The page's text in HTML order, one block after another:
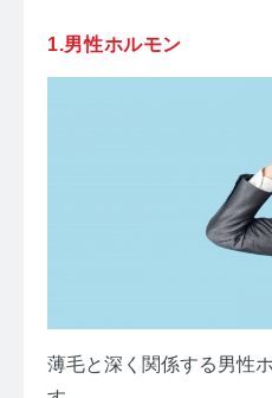
1.男性ホルモン
薄毛と深く関係する男性